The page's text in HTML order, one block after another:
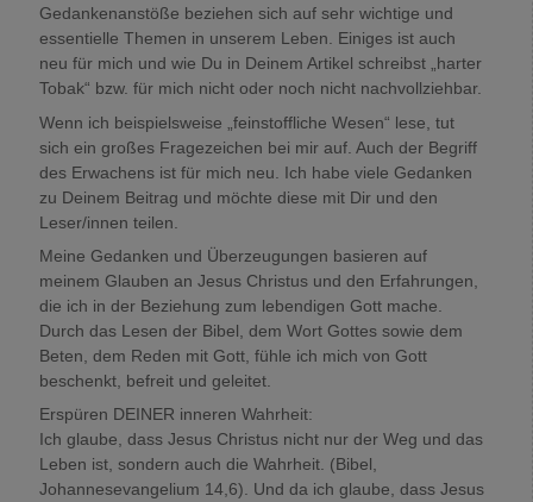
Gedankenanstöße beziehen sich auf sehr wichtige und
essentielle Themen in unserem Leben. Einiges ist auch
neu für mich und wie Du in Deinem Artikel schreibst „harter
Tobak“ bzw. für mich nicht oder noch nicht nachvollziehbar.
Wenn ich beispielsweise „feinstoffliche Wesen“ lese, tut
sich ein großes Fragezeichen bei mir auf. Auch der Begriff
des Erwachens ist für mich neu. Ich habe viele Gedanken
zu Deinem Beitrag und möchte diese mit Dir und den
Leser/innen teilen.
Meine Gedanken und Überzeugungen basieren auf
meinem Glauben an Jesus Christus und den Erfahrungen,
die ich in der Beziehung zum lebendigen Gott mache.
Durch das Lesen der Bibel, dem Wort Gottes sowie dem
Beten, dem Reden mit Gott, fühle ich mich von Gott
beschenkt, befreit und geleitet.
Erspüren DEINER inneren Wahrheit:
Ich glaube, dass Jesus Christus nicht nur der Weg und das
Leben ist, sondern auch die Wahrheit. (Bibel,
Johannesevangelium 14,6). Und da ich glaube, dass Jesus